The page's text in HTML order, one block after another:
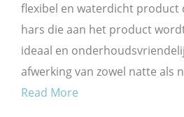
flexibel en waterdicht product
hars die aan het product
ideaal en
afwerking van zowel natte als
Read More